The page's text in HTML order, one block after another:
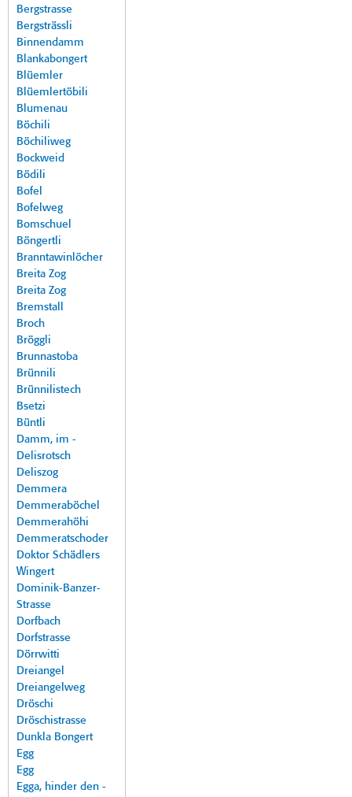
Bergstrasse
Bergsträssli
Binnendamm
Blankabongert
Blüemler
Blüemlertöbili
Blumenau
Böchili
Böchiliweg
Bockweid
Bödili
Bofel
Bofelweg
Bomschuel
Böngertli
Branntawinlöcher
Breita Zog
Breita Zog
Bremstall
Broch
Bröggli
Brunnastoba
Brünnili
Brünnilistech
Bsetzi
Büntli
Damm, im -
Delisrotsch
Deliszog
Demmera
Demmeraböchel
Demmerahöhi
Demmeratschoder
Doktor Schädlers
Wingert
Dominik-Banzer-
Strasse
Dorfbach
Dorfstrasse
Dörrwitti
Dreiangel
Dreiangelweg
Dröschi
Dröschistrasse
Dunkla Bongert
Egg
Egg
Egga, hinder den -